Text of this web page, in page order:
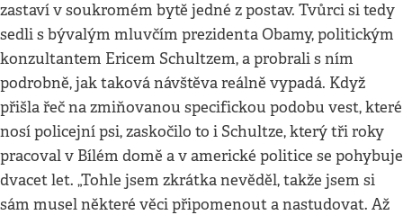
zastaví v soukromém bytě jedné z postav. Tvůrci si tedy
sedli s bývalým mluvčím prezidenta Obamy, politickým
konzultantem Ericem Schultzem, a probrali s ním
podrobně, jak taková návštěva reálně vypadá. Když
přišla řeč na zmiňovanou specifickou podobu vest, které
nosí policejní psi, zaskočilo to i Schultze, který tři roky
pracoval v Bílém domě a v americké politice se pohybuje
dvacet let. „Tohle jsem zkrátka nevěděl, takže jsem si
sám musel některé věci připomenout a nastudovat. Až